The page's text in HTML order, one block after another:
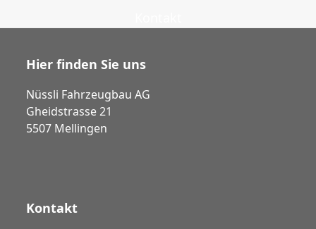
Hier finden Sie uns
Nüssli Fahrzeugbau AG
Gheidstrasse 21
5507 Mellingen
Kontakt